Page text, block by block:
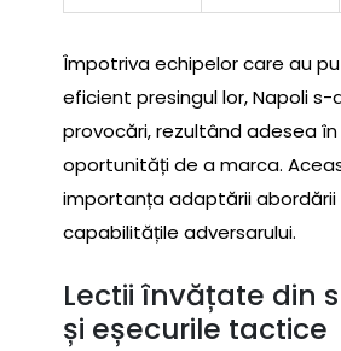
Împotriva echipelor care au
eficient presingul lor, Napoli
provocări, rezultând adesea
oportunități de a marca.
importanța adaptării abordării
capabilitățile adversarului.
Lectii învățate din
și eșecurile tactice